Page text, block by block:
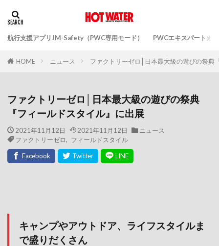
航行支援アプリJM-Safety（PWC専用モード） PWCエキスパートガ
HOME ニュース ファクトリーゼロ│日本最大級の遊びの祭典
ファクトリーゼロ│日本最大級の遊びの祭典
『フィールドスタイル』に出展
2021年11月12日 2021年11月12日
ニュース
ファクトリーゼロ
フィールドスタイル
キャンプやアウトドア、ライフスタイルま
で盛りだくさん